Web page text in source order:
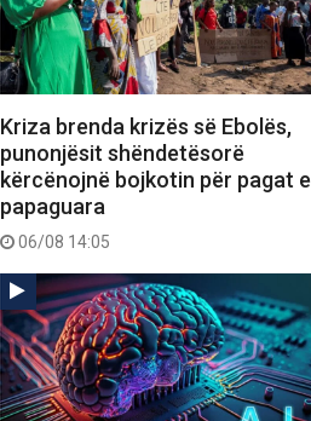
Kriza brenda krizës së Ebolës,
punonjësit shëndetësorë
kërcënojnë bojkotin për pagat e
papaguara
06/08 14:05